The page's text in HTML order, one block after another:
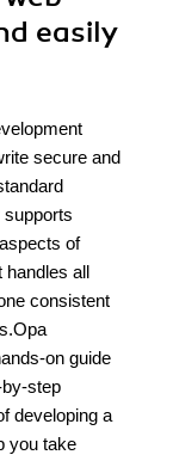
easily
secure and
supports
of
handles all
consistent
on guide
step
developing a
you take